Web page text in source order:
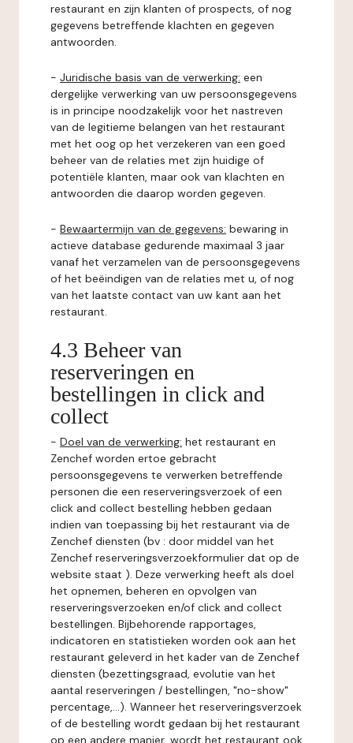
restaurant en zijn klanten of prospects, of nog
gegevens betreffende klachten en gegeven
antwoorden.
- Juridische basis van de verwerking: een
dergelijke verwerking van uw persoonsgegevens
is in principe noodzakelijk voor het nastreven
van de legitieme belangen van het restaurant
met het oog op het verzekeren van een goed
beheer van de relaties met zijn huidige of
potentiële klanten, maar ook van klachten en
antwoorden die daarop worden gegeven.
- Bewaartermijn van de gegevens: bewaring in
actieve database gedurende maximaal 3 jaar
vanaf het verzamelen van de persoonsgegevens
of het beëindigen van de relaties met u, of nog
van het laatste contact van uw kant aan het
restaurant.
4.3 Beheer van
reserveringen en
bestellingen in click and
collect
- Doel van de verwerking: het restaurant en
Zenchef worden ertoe gebracht
persoonsgegevens te verwerken betreffende
personen die een reserveringsverzoek of een
click and collect bestelling hebben gedaan
indien van toepassing bij het restaurant via de
Zenchef diensten (bv : door middel van het
Zenchef reserveringsverzoekformulier dat op de
website staat ). Deze verwerking heeft als doel
het opnemen, beheren en opvolgen van
reserveringsverzoeken en/of click and collect
bestellingen. Bijbehorende rapportages,
indicatoren en statistieken worden ook aan het
restaurant geleverd in het kader van de Zenchef
diensten (bezettingsgraad, evolutie van het
aantal reserveringen / bestellingen, "no-show"
percentage,...). Wanneer het reserveringsverzoek
of de bestelling wordt gedaan bij het restaurant
op een andere manier, wordt het restaurant ook